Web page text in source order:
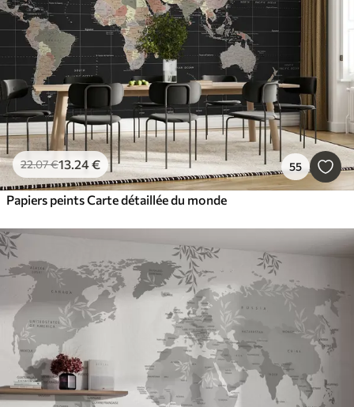
22.07€13.24€ 55
Papiers peints Carte détaillée du monde